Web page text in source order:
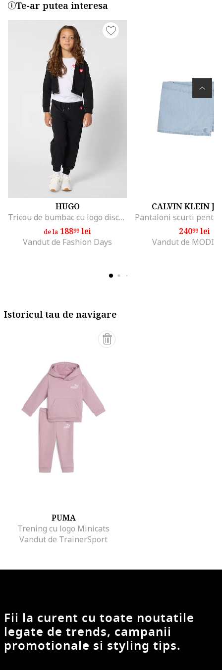
Te-ar putea interesa
HUGO
Tricou de bumbac cu logo discret, Rosu/Alb optic
de la 18899lei
Vandut de Fashion Days
CALVIN KLEIN
24099lei
Vandut de
Istoricul tau de navigare
PUMA
Trening cu logo Minicats
Vandut de TrainerSport
Fii la curent cu toate noutatile
legate de trends, campanii
promotionale si styling tips.